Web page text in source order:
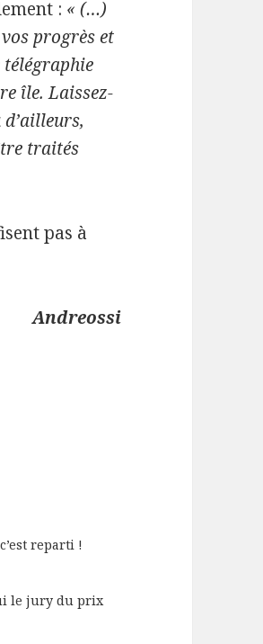
: « (…)
progrès et
île. Laissez-
traités
pas à
Andreossi
reparti !
le jury du prix